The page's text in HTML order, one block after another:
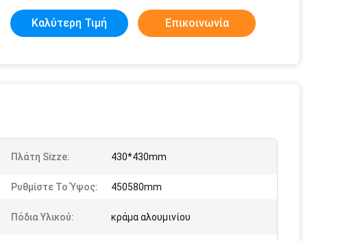
Καλύτερη Τιμή Επικοινωνία
Πλάτη Sizze: 430*430mm
Ρυθμίστε Το Ύψος: 450580mm
Πόδια Υλικού: κράμα αλουμινίου